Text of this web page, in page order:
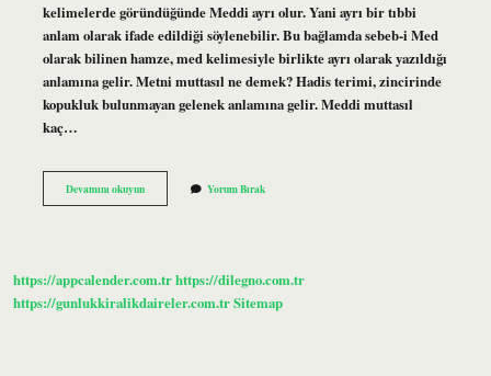
kelimelerde göründüğünde Meddi ayrı olur. Yani ayrı bir tıbbi
anlam olarak ifade edildiği söylenebilir. Bu bağlamda sebeb-i Med
olarak bilinen hamze, med kelimesiyle birlikte ayrı olarak yazıldığı
anlamına gelir. Metni muttasıl ne demek? Hadis terimi, zincirinde
kopukluk bulunmayan gelenek anlamına gelir. Meddi muttasıl
kaç…
Devamını okuyunMeddi
Muttasıl
Yorum Bırak
https://appcalender.com.trhttps://dilegno.com.tr
https://gunlukkiralikdaireler.com.trSitemap